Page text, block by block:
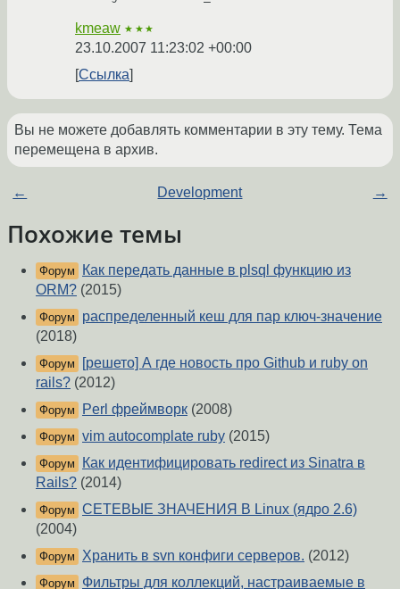
kmeaw ★★★
23.10.2007 11:23:02 +00:00
Ссылка
Вы не можете добавлять комментарии в эту тему. Тема
перемещена в архив.
← Development →
Похожие темы
Форум
Как передать данные в plsql функцию из
ORM? (2015)
Форум
распределенный кеш для пар ключ-значение
(2018)
Форум
[решето] А где новость про Github и ruby on
rails? (2012)
Форум Perl фреймворк (2008)
Форум vim autocomplate ruby (2015)
Форум
Как идентифицировать redirect из Sinatra в
Rails? (2014)
Форум СЕТЕВЫЕ ЗНАЧЕНИЯ В Linux (ядро 2.6)
(2004)
Форум Хранить в svn конфиги серверов. (2012)
Форум Фильтры для коллекций, настраиваемые в